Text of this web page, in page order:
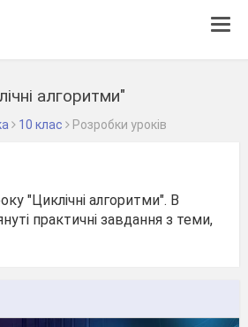
алгоритми"
10 клас Розробки уроків
"Циклічні алгоритми". В
практичні завдання з теми,